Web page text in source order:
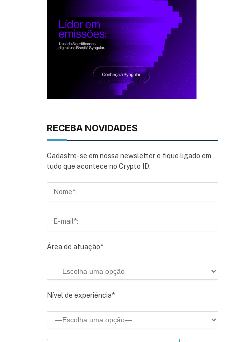
RECEBA NOVIDADES
Cadastre-se em nossa newsletter e fique ligado em
tudo que acontece no Crypto ID.
Área de atuação*
Nível de experiência*